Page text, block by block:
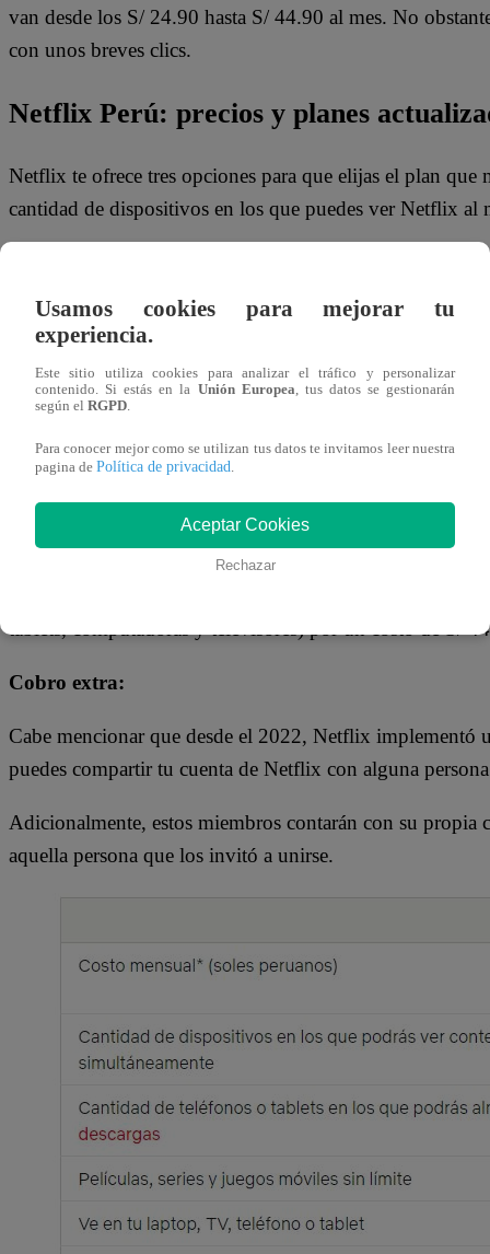
van desde los S/ 24.90 hasta S/ 44.90 al mes. No
con unos breves clics.
Netflix Perú: precios y planes
Netflix te ofrece tres opciones para que elijas el plan que
cantidad de dispositivos en los que puedes ver Netflix al
Este cuenta con un costo de S/ 24,90 y reproduce
dicha versión no podrás ver en HD, ni full HD y solo se
Plan Estándar:
Por el valor de S/ 34,90 mensuales puedes conectarte
Plan Premium:
tablets, computadoras y televisores) por un costo de S/
Cobro extra:
Cabe mencionar que desde el 2022, Netflix implementó
puedes compartir tu cuenta de Netflix con alguna
Adicionalmente, estos miembros contarán con su propia
aquella persona que los invitó a unirse.
Usamos cookies para mejorar tu
experiencia.
Este sitio utiliza cookies para analizar el tráfico y personalizar
contenido. Si estás en la Unión Europea, tus datos se gestionarán
según el RGPD.
Para conocer mejor como se utilizan tus datos te invitamos leer nuestra
pagina de Política de privacidad.
Aceptar Cookies
Rechazar